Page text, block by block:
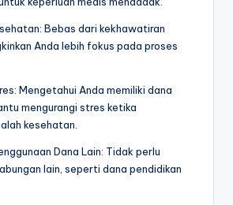
Bebas dari kekhawatiran
Anda lebih fokus pada proses
Mengetahui Anda memiliki dana
mengurangi stres ketika
kesehatan.
Dana Lain: Tidak perlu
lain, seperti dana pendidikan